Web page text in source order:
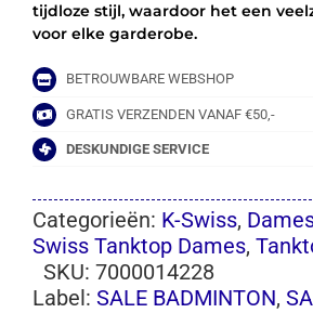
tijdloze stijl, waardoor het een
voor elke garderobe.
BETROUWBARE WEBSHOP
GRATIS VERZENDEN VANAF €50,-
DESKUNDIGE SERVICE
Categorieën: K-Swiss,
Swiss Tanktop Dames,
SKU: 7000014228
Label: SALE BADMINTON,